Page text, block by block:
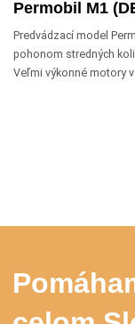
Permobil M1
Predvádzací model
pohonom stredných
Veľmi výkonné motory